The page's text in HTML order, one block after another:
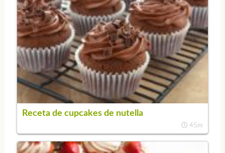
Receta de cupcakes de nutella
45m